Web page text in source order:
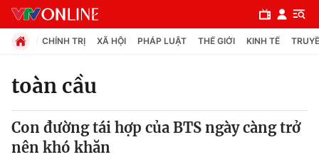
Chuyên mục
Chính trị
CHÍNH TRỊ XÃ HỘI PHÁP LUẬT THẾ GIỚI KINH TẾ
toàn cầu
Con đường tái hợp của BTS ngày càng trở
nên khó khăn